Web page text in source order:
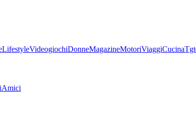
LifestyleVideogiochiDonneMagazineMotoriViaggiCucina
Amici